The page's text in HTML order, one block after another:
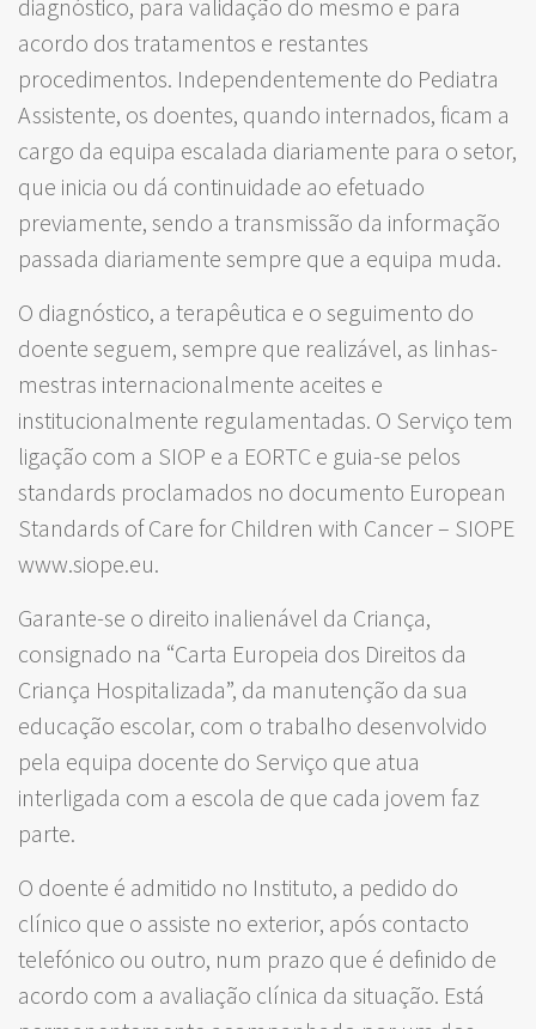
diagnóstico, para validação do mesmo e para
acordo dos tratamentos e restantes
procedimentos. Independentemente do Pediatra
Assistente, os doentes, quando internados, ficam a
cargo da equipa escalada diariamente para o setor,
que inicia ou dá continuidade ao efetuado
previamente, sendo a transmissão da informação
passada diariamente sempre que a equipa muda.
O diagnóstico, a terapêutica e o seguimento do
doente seguem, sempre que realizável, as linhas-
mestras internacionalmente aceites e
institucionalmente regulamentadas. O Serviço tem
ligação com a SIOP e a EORTC e guia-se pelos
standards proclamados no documento European
Standards of Care for Children with Cancer – SIOPE
www.siope.eu.
Garante-se o direito inalienável da Criança,
consignado na “Carta Europeia dos Direitos da
Criança Hospitalizada”, da manutenção da sua
educação escolar, com o trabalho desenvolvido
pela equipa docente do Serviço que atua
interligada com a escola de que cada jovem faz
parte.
O doente é admitido no Instituto, a pedido do
clínico que o assiste no exterior, após contacto
telefónico ou outro, num prazo que é definido de
acordo com a avaliação clínica da situação. Está